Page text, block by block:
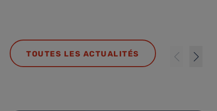
TOUTES LES ACTUALITÉS